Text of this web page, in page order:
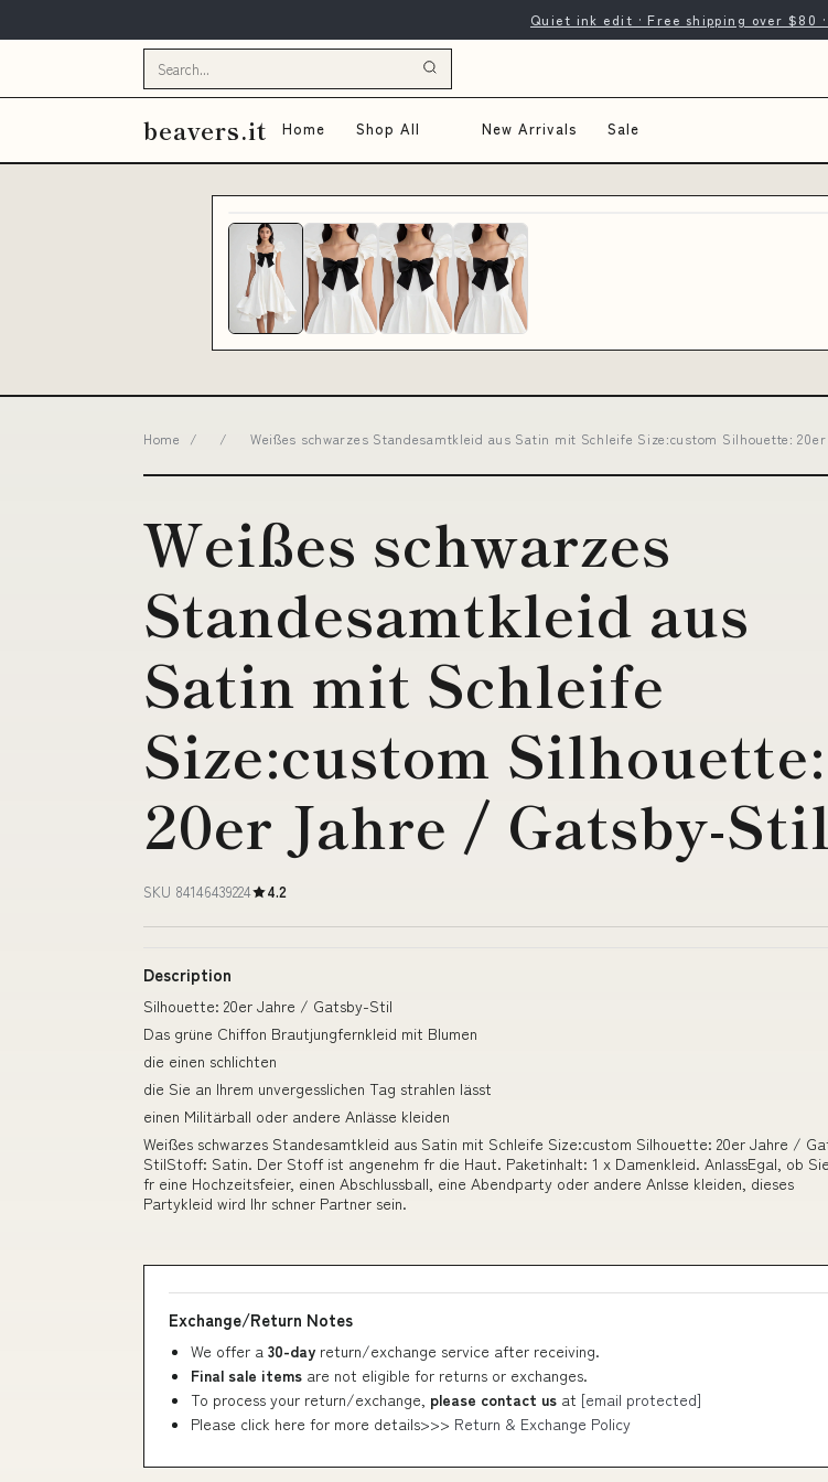
Quiet ink edit · Free shipping over $80
beavers.it Home Shop All New Arrivals Sale
Home / / Weißes schwarzes Standesamtkleid aus Satin mit Schleife Size:custom Silhouette:
Weißes schwarzes
Standesamtkleid aus
Satin mit Schleife
Size:custom Silhouette:
20er Jahre / Gatsby-Stil
SKU 84146439224 4.2
Description
Silhouette: 20er Jahre / Gatsby-Stil
Das grüne Chiffon Brautjungfernkleid mit Blumen
die einen schlichten
die Sie an Ihrem unvergesslichen Tag strahlen lässt
einen Militärball oder andere Anlässe kleiden
Weißes schwarzes Standesamtkleid aus Satin mit Schleife Size:custom Silhouette: 20er Jahre /
StilStoff: Satin. Der Stoff ist angenehm fr die Haut. Paketinhalt: 1 x Damenkleid. AnlassEgal, ob
fr eine Hochzeitsfeier, einen Abschlussball, eine Abendparty oder andere Anlsse kleiden, dieses
Partykleid wird Ihr schner Partner sein.
Exchange/Return Notes
We offer a 30-day return/exchange service after receiving.
Final sale items are not eligible for returns or exchanges.
To process your return/exchange, please contact us at [email protected]
Please click here for more details>>> Return & Exchange Policy